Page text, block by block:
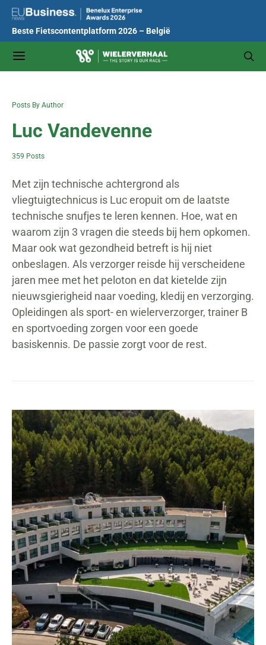
Beste Fietscontentplatform 2026 – België
Posts By Author
Luc Vandevenne
359 Posts
Met zijn technische achtergrond als
vliegtuigtechnicus is Luc eropuit om de laatste
technische snufjes te leren kennen. Hoe, wat en
waarom zijn 3 vragen die steeds bij hem opkomen.
Maar ook wat gezondheid betreft is hij niet
onbeslagen. Als verzorger reisde hij verscheidene
jaren mee met het peloton en dat kietelde zijn
nieuwsgierigheid naar voeding, kledij en verzorging.
Opleidingen als sport- en wielerverzorger, trainer B
en sportvoeding zorgen voor een goede
basiskennis. De passie zorgt voor de rest.